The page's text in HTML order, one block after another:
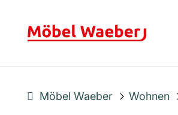
Möbel Waeber Wohnen